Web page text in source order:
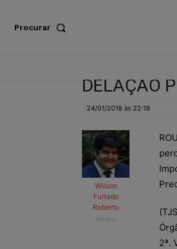
Procurar
DELAÇÃO
24/01/2018 às 22:18
Wilson
Furtado
Roberto
Mestre
2ª.